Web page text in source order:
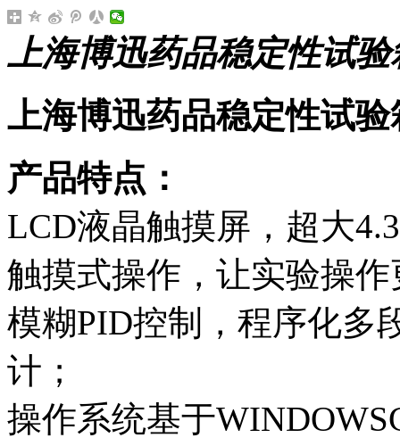
上海博迅药品稳定性试验
上海博迅药品稳定性试验
产品特点：
LCD液晶触摸屏，超大
触摸式操作，让实验操
模糊PID控制，程序化多
计；
操作系统基于